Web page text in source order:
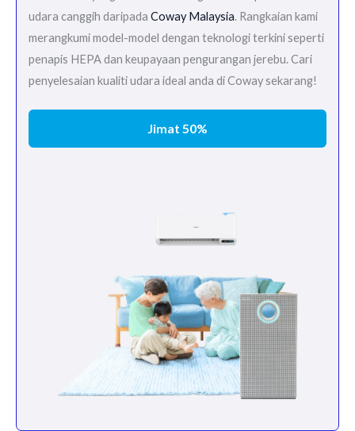
udara canggih daripada Coway Malaysia. Rangkaian kami
merangkumi model-model dengan teknologi terkini seperti
penapis HEPA dan keupayaan pengurangan jerebu. Cari
penyelesaian kualiti udara ideal anda di Coway sekarang!
Jimat 50%